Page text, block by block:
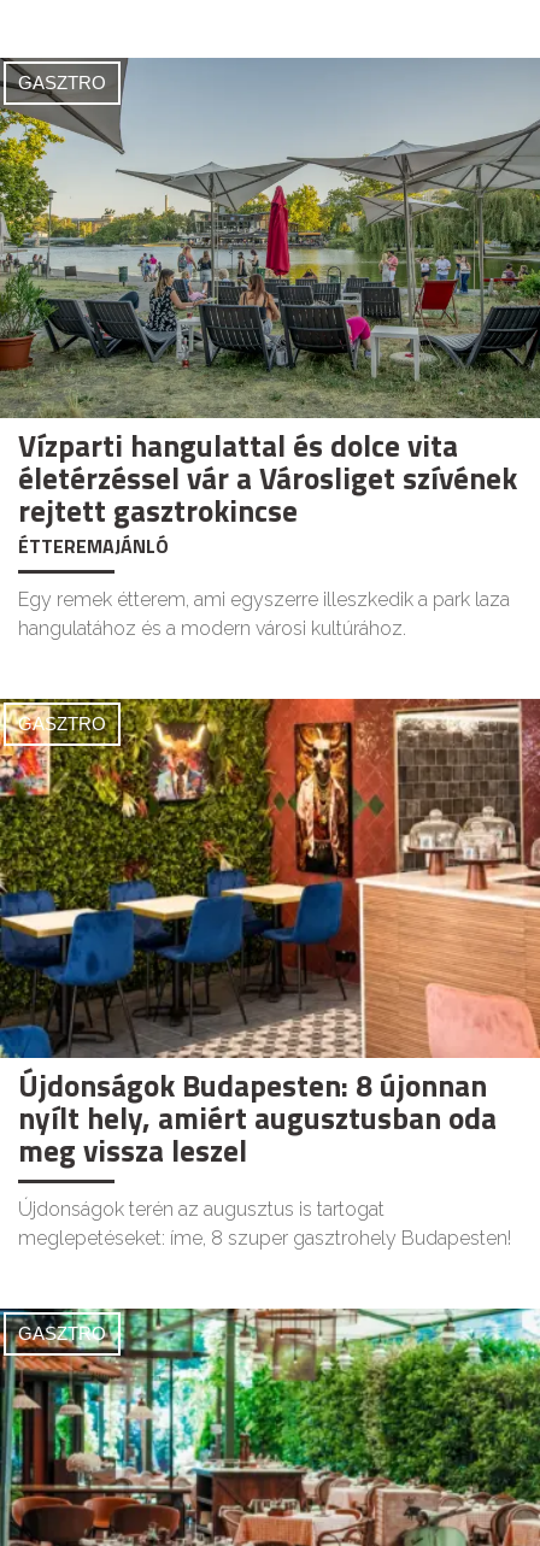
GASZTRO
Vízparti hangulattal és dolce vita
életérzéssel vár a Városliget szívének
rejtett gasztrokincse
ÉTTEREMAJÁNLÓ
Egy remek étterem, ami egyszerre illeszkedik a park laza
hangulatához és a modern városi kultúrához.
GASZTRO
Újdonságok Budapesten: 8 újonnan
nyílt hely, amiért augusztusban oda
meg vissza leszel
Újdonságok terén az augusztus is tartogat
meglepetéseket: íme, 8 szuper gasztrohely Budapesten!
GASZTRO